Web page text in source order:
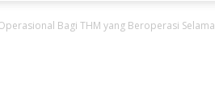
Bagi THM yang Beroperasi